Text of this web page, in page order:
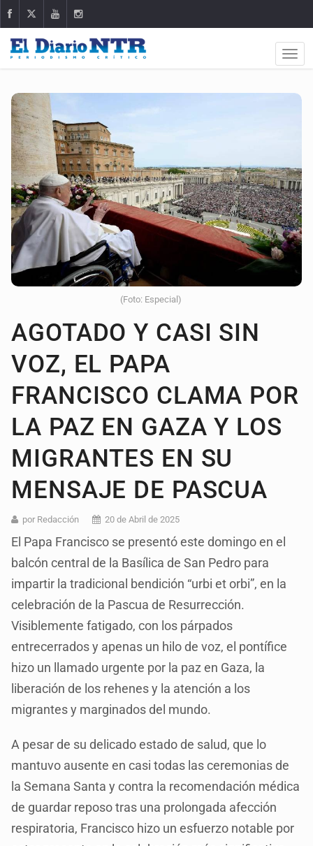
(Foto: Especial)
AGOTADO Y CASI SIN
VOZ, EL PAPA
FRANCISCO CLAMA POR
LA PAZ EN GAZA Y LOS
MIGRANTES EN SU
MENSAJE DE PASCUA
por Redacción 20 de Abril de 2025
El Papa Francisco se presentó este domingo en el
balcón central de la Basílica de San Pedro para
impartir la tradicional bendición “urbi et orbi”, en la
celebración de la Pascua de Resurrección.
Visiblemente fatigado, con los párpados
entrecerrados y apenas un hilo de voz, el pontífice
hizo un llamado urgente por la paz en Gaza, la
liberación de los rehenes y la atención a los
migrantes y marginados del mundo.
A pesar de su delicado estado de salud, que lo
mantuvo ausente en casi todas las ceremonias de
la Semana Santa y contra la recomendación médica
de guardar reposo tras una prolongada afección
respiratoria, Francisco hizo un esfuerzo notable por